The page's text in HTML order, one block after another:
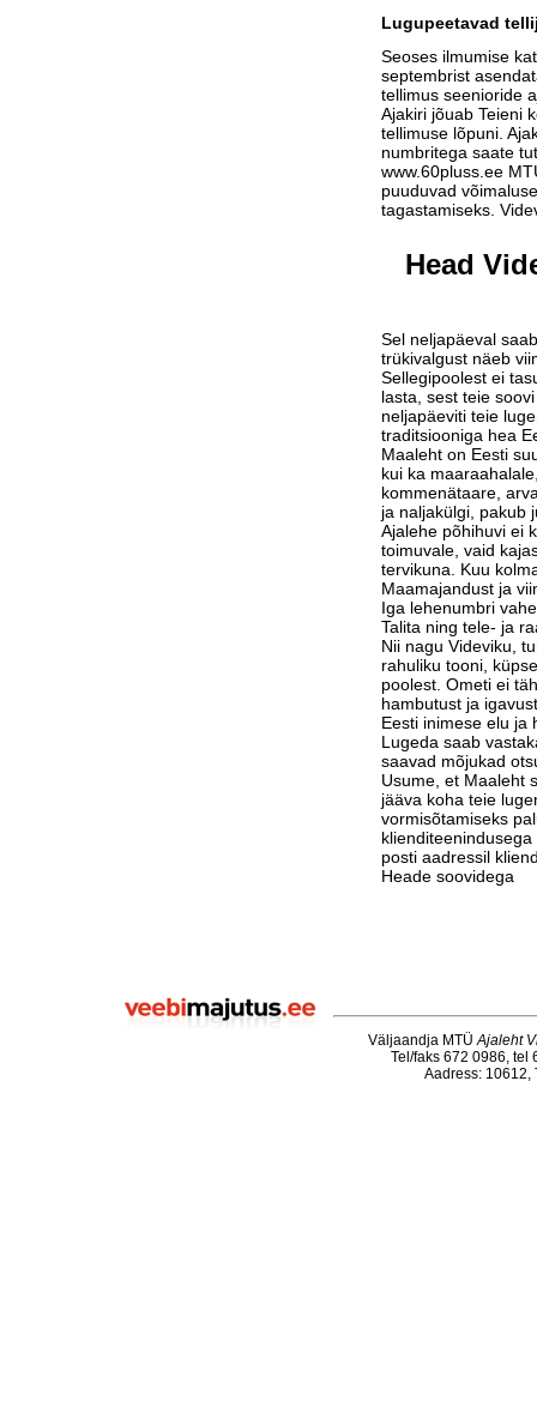
Lugupeetavad
Seoses ilmumise
septembrist
tellimus seenioride
Ajakiri jõuab Teieni
tellimuse lõpuni.
numbritega saate
www.60pluss.ee
puuduvad
tagastamiseks.
Head
Sel neljapäeval
trükivalgust näeb
Sellegipoolest ei
lasta, sest teie
neljapäeviti teie
traditsiooniga hea
Maaleht on Eesti
kui ka
kommenätaare,
ja naljakülgi, pakub
Ajalehe põhihuvi ei
toimuvale, vaid
tervikuna. Kuu
Maamajandust ja
Iga lehenumbri
Talita ning tele- ja
Nii nagu Videviku,
rahuliku tooni,
poolest. Ometi ei
hambutust ja
Eesti inimese elu ja
Lugeda saab
saavad mõjukad
Usume, et Maaleht
jääva koha teie
vormisõtamiseks
posti aadressil
Heade soovidega
Väljaandja MTÜAjaleht
Tel/faks 672 0986, tel
Aadress: 10612,